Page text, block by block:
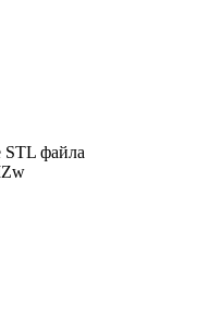
STL файла